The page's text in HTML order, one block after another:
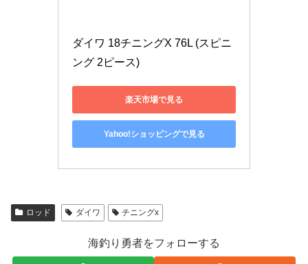
ダイワ 18チニングX 76L (スピニ
ング 2ピース)
楽天市場で見る
Yahoo!ショッピングで見る
ロッド ダイワ チニングx
海釣り勇者をフォローする